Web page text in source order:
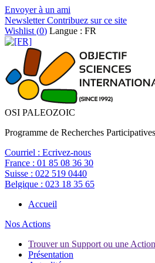
Envoyer à un ami
NewsletterContribuez sur ce site
Wishlist (0) Langue : FR
OSI PALEOZOIC
Programme de Recherches
Courriel : Ecrivez-nous
France : 01 85 08 36 30
Suisse : 022 519 0440
Belgique : 023 18 35 65
Accueil
Nos Actions
Trouver un Support ou une Action
Présentation